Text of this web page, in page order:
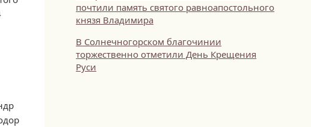
почтили память святого равноапостольного
князя Владимира
В Солнечногорском благочинии
торжественно отметили День Крещения
Руси